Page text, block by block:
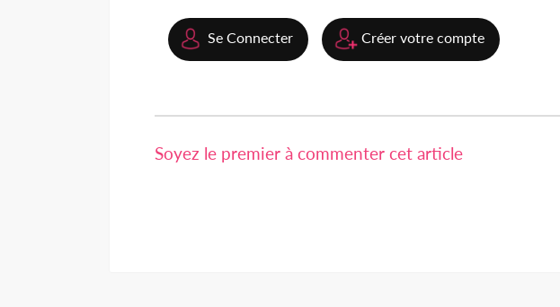
Se Connecter Créer votre compte
Soyez le premier à commenter cet article